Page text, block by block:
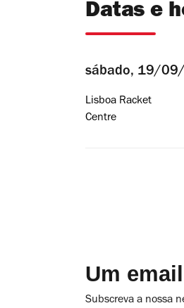
Datas e
sábado, 19/
Lisboa Racket
Centre
Um
Subscreva a nossa